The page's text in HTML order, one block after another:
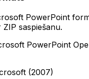
PowerPoint
saspiešanu.
PowerPoint
(2007)